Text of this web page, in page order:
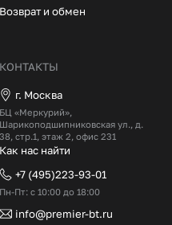
Возврат и обмен
КОНТАКТЫ
г. Москва
БЦ «Меркурий»,
Шарикоподшипниковская ул., д.
38, стр.1, этаж 2, офис 231
Как нас найти
+7 (495)223-93-01
Пн-Пт: с 10:00 до 18:00
info@premier-bt.ru